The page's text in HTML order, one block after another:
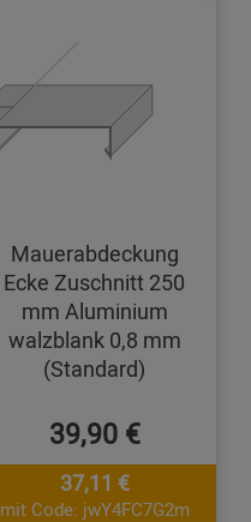
Mauerabdeckung
Ecke Zuschnitt 250
mm Aluminium
walzblank 0,8 mm
(Standard)
39,90 €
37,11 €
mit Code: jwY4FC7G2m